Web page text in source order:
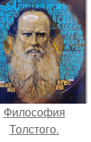
Философия
Толстого.